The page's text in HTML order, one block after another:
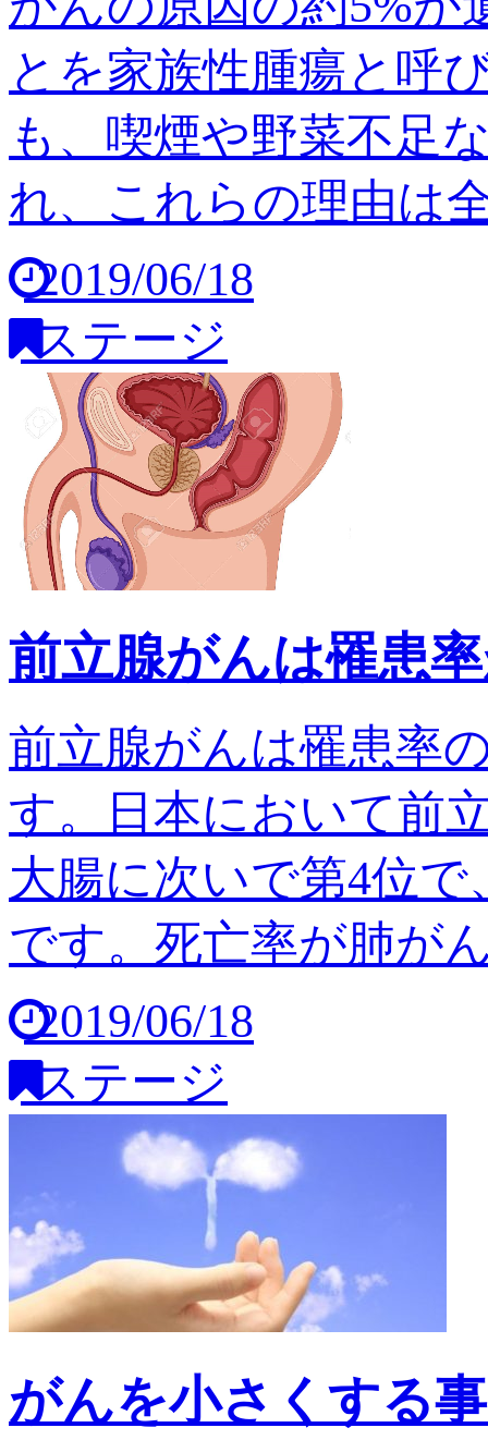
とを家族性腫瘍と呼
も、喫煙や野菜不足
れ、これらの理由は
2019/06/18
ステージ
前立腺がんは罹患
前立腺がんは罹患率
す。日本において前
大腸に次いで第4位で
です。死亡率が肺が
2019/06/18
ステージ
がんを小さくする